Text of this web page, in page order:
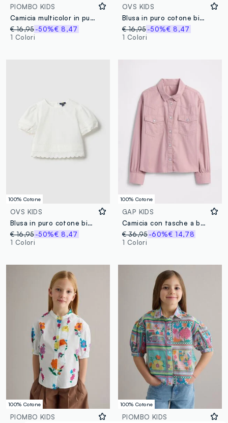
PIOMBO KIDS
Camicia multicolor in puro cotone da bambina con nodo frontale
€ 16,95-50%€ 8,47
1 Colori
OVS KIDS
Blusa in puro cotone bianca da bambina regular fit con ricami
€ 16,95 -50%€ 8,47
1 Colori
100% Cotone
OVS KIDS
Blusa in puro cotone bianca da bambina regular fit con decori
€ 16,95-50%€ 8,47
1 Colori
100% Cotone
GAP KIDS
Camicia con tasche a bottone
€ 36,95 -60%€ 14,78
1 Colori
100% Cotone
PIOMBO KIDS
100% Cotone
PIOMBO KIDS